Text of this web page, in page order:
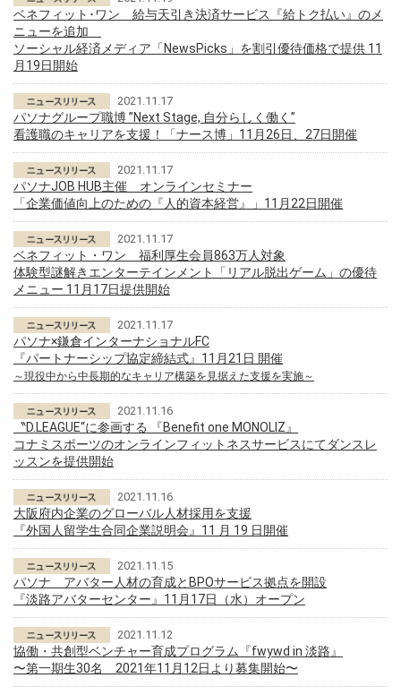
ベネフィット･ワン 給与天引き決済サービス『給トク払い』のメ
ニューを追加
ソーシャル経済メディア「NewsPicks」を割引優待価格で提供 11
月19日開始
2021.11.17
パソナグループ職博 ”Next Stage, 自分らしく働く”
看護職のキャリアを支援！「ナース博」11月26日、27日開催
2021.11.17
パソナJOB HUB主催 オンラインセミナー
「企業価値向上のための『人的資本経営』」11月22日開催
2021.11.17
ベネフィット・ワン 福利厚生会員863万人対象
体験型謎解きエンターテインメント「リアル脱出ゲーム」の優待
メニュー 11月17日提供開始
2021.11.17
パソナ×鎌倉インターナショナルFC
『パートナーシップ協定締結式』11月21日 開催
～現役中から中長期的なキャリア構築を見据えた支援を実施～
2021.11.16
〝D.LEAGUE“に参画する 『Benefit one MONOLIZ』
コナミスポーツのオンラインフィットネスサービスにてダンスレ
ッスンを提供開始
2021.11.16
大阪府内企業のグローバル人材採用を支援
『外国人留学生合同企業説明会』11 月 19 日開催
2021.11.15
パソナ アバター人材の育成とBPOサービス拠点を開設
『淡路アバターセンター』11月17日（水）オープン
2021.11.12
協働・共創型ベンチャー育成プログラム『fwywd in 淡路』
〜第一期生30名 2021年11月12日より募集開始〜